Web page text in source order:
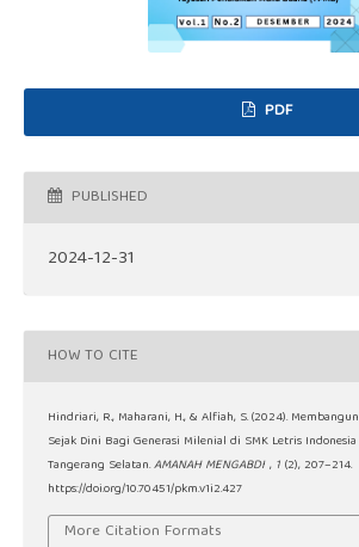
PDF
PUBLISHED
2024-12-31
HOW TO CITE
Hindriari, R., Maharani, H., & Alfiah, S. (2024).
Sejak Dini Bagi Generasi Milenial di SMK Letris
Tangerang Selatan.AMANAH MENGABDI , 1 (2), 207–214.
https://doi.org/10.70451/pkm.v1i2.427
More Citation Formats